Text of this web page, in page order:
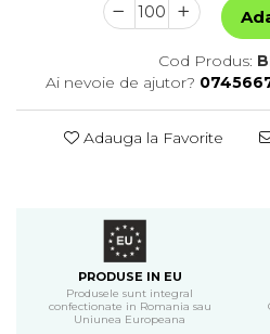
Cod Produs:
Ai nevoie de ajutor?
Adauga la Favorite
PRODUSE IN EU
Produsele sunt integral
confectionate in Romania sau
Uniunea Europeana